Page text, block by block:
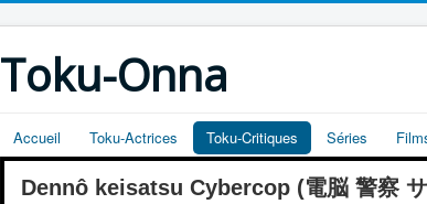
Toku-Onna
Accueil Toku-Actrices Toku-Critiques Séries
Dennô keisatsu Cybercop (電脳 警察